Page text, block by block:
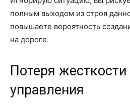
полным выходом из строя
повышаете вероятность
на дороге.
Потеря жесткости
управления